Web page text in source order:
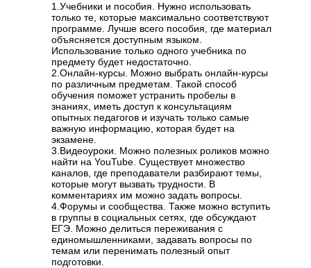
1.Учебники и пособия. Нужно использовать
только те, которые максимально соответствуют
программе. Лучше всего пособия, где материал
объясняется доступным языком.
Использование только одного учебника по
предмету будет недостаточно.
2.Онлайн-курсы. Можно выбрать онлайн-курсы
по различным предметам. Такой способ
обучения поможет устранить пробелы в
знаниях, иметь доступ к консультациям
опытных педагогов и изучать только самые
важную информацию, которая будет на
экзамене.
3.Видеоуроки. Можно полезных роликов можно
найти на YouTube. Существует множество
каналов, где преподаватели разбирают темы,
которые могут вызвать трудности. В
комментариях им можно задать вопросы.
4.Форумы и сообщества. Также можно вступить
в группы в социальных сетях, где обсуждают
ЕГЭ. Можно делиться переживания с
единомышленниками, задавать вопросы по
темам или перенимать полезный опыт
подготовки.